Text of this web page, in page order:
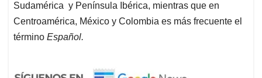
Sudamérica y Península Ibérica, mientras que en
Centroamérica, México y Colombia es más frecuente el
término Español.